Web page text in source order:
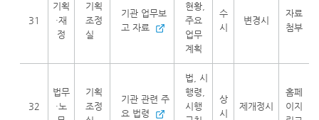
31
기획
·재
정
기획
조정
실
기관 업무보
고 자료
현황,
주요
업무
계획
수
시
변경시
자료
첨부
32
법무
·노
기획
조정
기관 관련 주
요 법령
법, 시
행령,
시행
상
시
제개정시
홈페
이지